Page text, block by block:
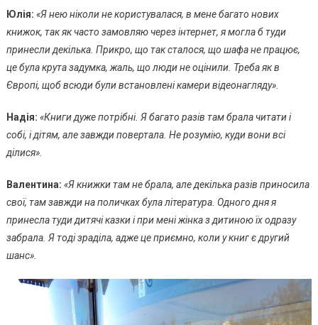
Юлія: «Я нею ніколи не користувалася, в мене багато нових
книжок, так як часто замовляю через інтернет, я могла б туди
принесли декілька. Прикро, що так сталося, що шафа не працює,
це була крута задумка, жаль, що люди не оцінили. Треба як в
Європі, щоб всюди були встановлені камери відеонагляду».
Надія: «Книги дуже потрібні. Я багато разів там брала читати і
собі, і дітям, але завжди повертала. Не розумію, куди вони всі
ділися».
Валентина: «Я книжки там не брала, але декілька разів приносила
свої, там завжди на поличках була література. Одного дня я
принесла туди дитячі казки і при мені жінка з дитиною їх одразу
забрала. Я тоді зраділа, адже це приємно, коли у книг є другий
шанс».